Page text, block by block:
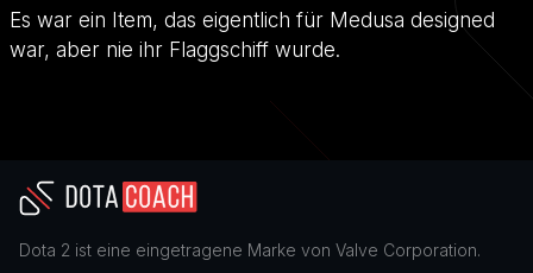
Es war ein Item, das eigentlich für Medusa designed
war, aber nie ihr Flaggschiff wurde.
Dota 2 ist eine eingetragene Marke von Valve Corporation.